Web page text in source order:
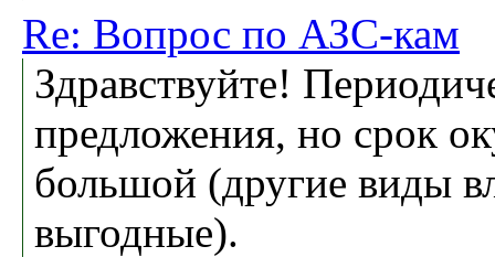
Re: Вопрос по АЗС-кам
Здравствуйте!
предложения, но срок
большой (другие виды
выгодные).